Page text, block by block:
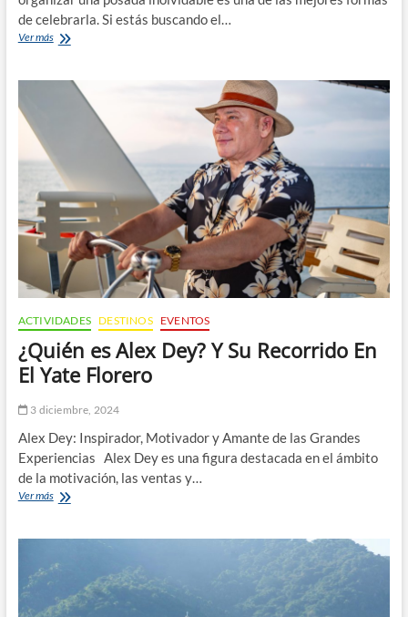
de celebrarla. Si estás buscando el…
Ver más¿Dónde
Posada
Navideña?
ACTIVIDADES DESTINOS EVENTOS
¿Quién es Alex Dey? Y Su Recorrido En
El Yate Florero
3 diciembre, 2024
Alex Dey: Inspirador, Motivador y Amante de las Grandes
Experiencias Alex Dey es una figura destacada en el ámbito
de la motivación, las ventas y…
Ver más¿Quién
Dey?
Recorrido
En